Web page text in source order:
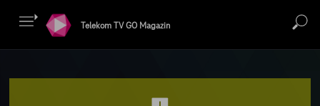
Telekom TV GO Magazin